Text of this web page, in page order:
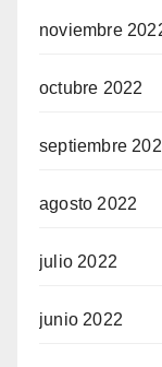
noviembre
octubre 2022
septiembre
agosto 2022
julio 2022
junio 2022